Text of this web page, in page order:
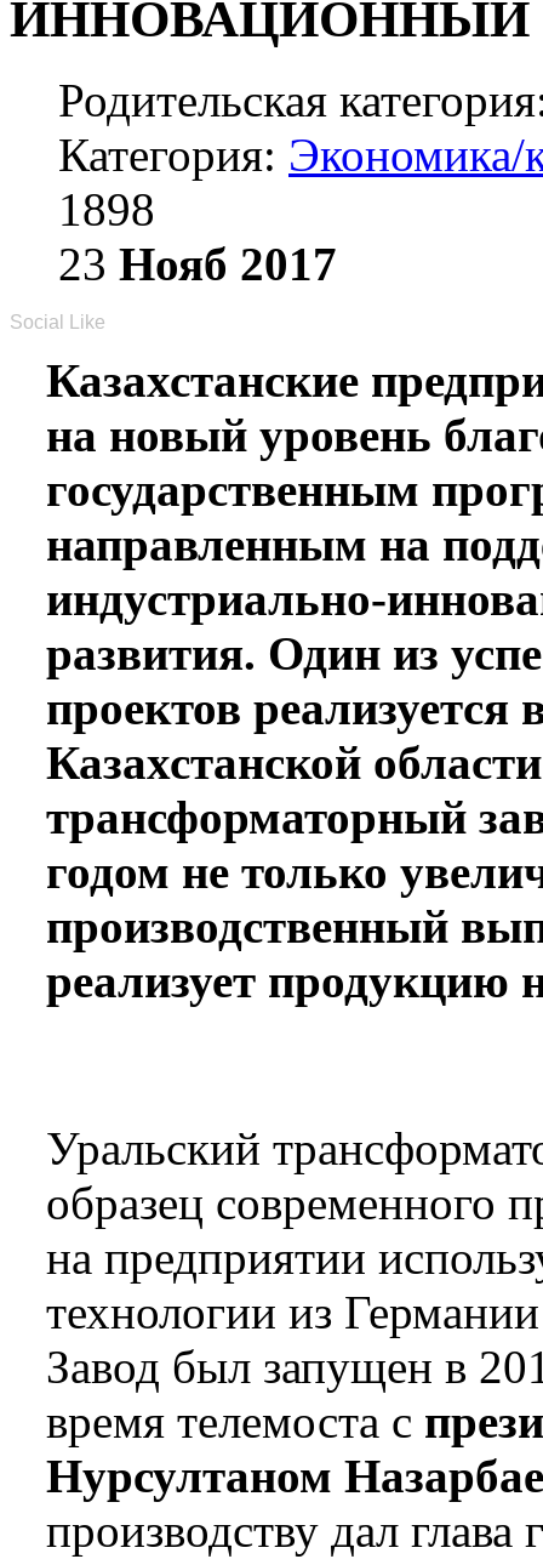
ИННОВАЦИОННЫЙ
Родительская
Категория: Экономика/
1898
23 Нояб 2017
Social Like
Казахстанские
на новый уровень
государственным
направленным на
индустриально­-
развития. Один из
проектов
Казахстанской
трансформаторный
годом не только
производственный
реализует продукцию
Уральский
образец современного
на предприятии
технологии из
Завод был запущен в
время телемоста с
Нурсултаном
производству дал глава